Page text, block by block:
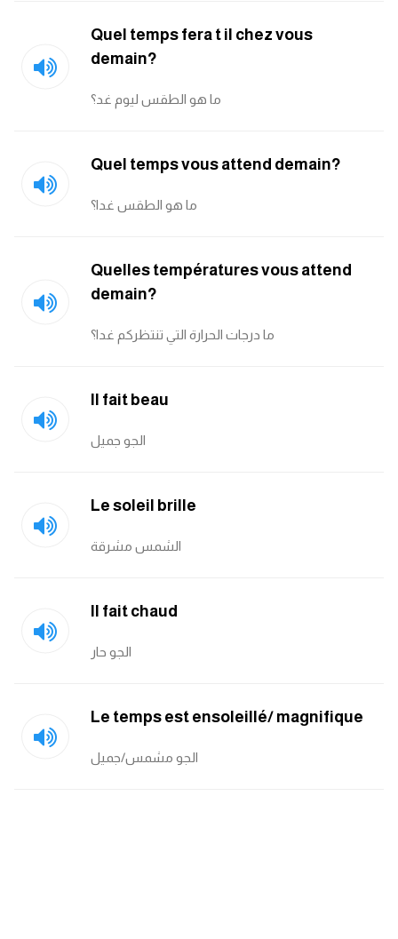
كلمات بحرف g
كلمات بحرف l
Quel temps fera t il chez vous
demain?
ما هو الطقس ليوم غد؟
Quel temps vous attend demain?
ما هو الطقس غدا؟
Quelles températures vous attend
demain?
ما درجات الحرارة التي تنتظركم غدا؟
Il fait beau
الجو جميل
Le soleil brille
الشمس مشرقة
Il fait chaud
الجو حار
Le temps est ensoleillé/ magnifique
الجو مشمس/جميل